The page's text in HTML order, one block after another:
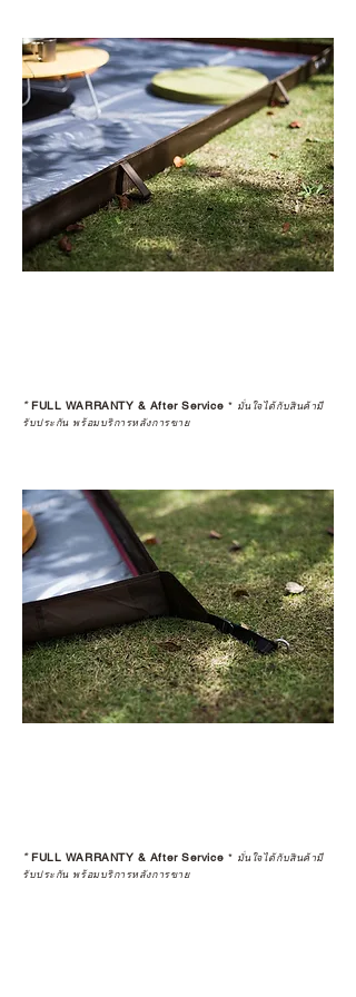
*FULL WARRANTY & After Service * มั่นใจได้กับสินค้ามี
รับประกัน พร้อมบริการหลังการขาย
*FULL WARRANTY & After Service * มั่นใจได้กับสินค้ามี
รับประกัน พร้อมบริการหลังการขาย